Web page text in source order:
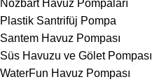
Nozbart Havuz Pompaları
Plastik Santrifüj Pompa
Santem Havuz Pompası
Süs Havuzu ve Gölet Pompası
WaterFun Havuz Pompası